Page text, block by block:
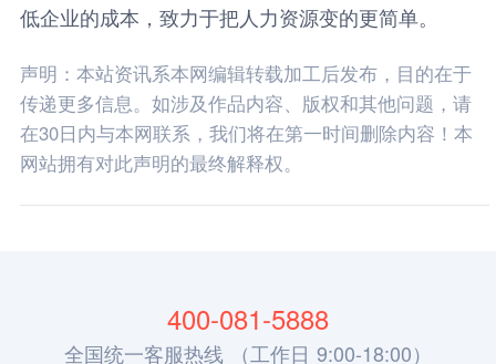
低企业的成本，致力于把人力资源变的更简单。
声明：本站资讯系本网编辑转载加工后发布，目的在于
传递更多信息。如涉及作品内容、版权和其他问题，请
在30日内与本网联系，我们将在第一时间删除内容！本
网站拥有对此声明的最终解释权。
400-081-5888
全国统一客服热线 （工作日 9:00-18:00）